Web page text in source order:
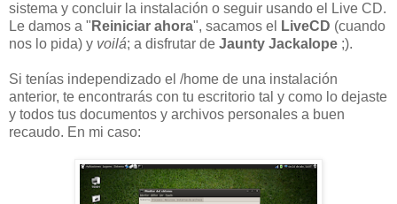
sistema y concluir la instalación o seguir usando el Live CD.
Le damos a " Reiniciar ahora", sacamos el LiveCD (cuando
nos lo pida) y voilá; a disfrutar de Jaunty Jackalope ;).
Si tenías independizado el /home de una instalación
anterior, te encontrarás con tu escritorio tal y como lo dejaste
y todos tus documentos y archivos personales a buen
recaudo. En mi caso: